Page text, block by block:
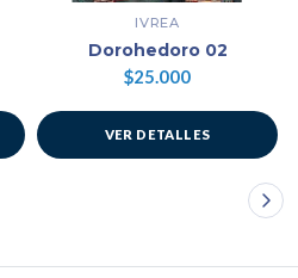
IVREA
Dorohedoro 02
$25.000
VER DETALLES